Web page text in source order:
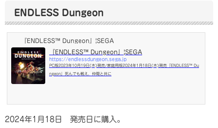
ENDLESS Dungeon
『ENDLESS™ Dungeon』|SEGA
『ENDLESS™ Dungeon』|SEGA
https://endlessdungeon.sega.jp
PC版2023年10月19日(木)発売/家庭用版2024年1月18日(木)発売『ENDLESS™ Du
ngeon』死んでも戦え、仲間と共に
2024年1月18日 発売日に購入。